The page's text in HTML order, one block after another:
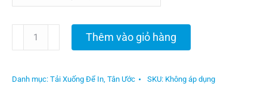
Thêm vào giỏ hàng
Danh mục: Tải Xuống Để In, Tân Ước SKU: Không áp dụng